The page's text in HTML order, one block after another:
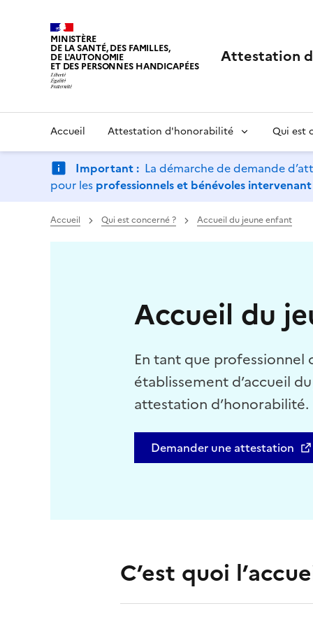
MINISTÈRE
DE LA SANTÉ, DES FAMILLES,
DE L'AUTONOMIE
ET DES PERSONNES HANDICAPÉES Attestation
Accueil Attestation d'honorabilité Qui est
Important : La démarche de demande
pour les professionnels et bénévoles
Accueil Qui est concerné ? Accueil du jeune enfant
Accueil du
En tant que
établissement d’accueil
attestation d’honorabilité.
Demander une attestation
C’est quoi